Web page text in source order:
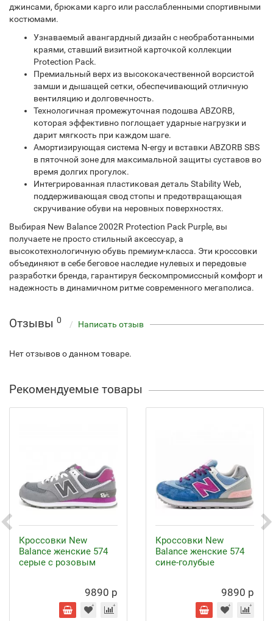
джинсами, брюками карго или расслабленными спортивными
костюмами.
Узнаваемый авангардный дизайн с необработанными
краями, ставший визитной карточкой коллекции
Protection Pack.
Премиальный верх из высококачественной ворсистой
замши и дышащей сетки, обеспечивающий отличную
вентиляцию и долговечность.
Технологичная промежуточная подошва ABZORB,
которая эффективно поглощает ударные нагрузки и
дарит мягкость при каждом шаге.
Амортизирующая система N-ergy и вставки ABZORB SBS
в пяточной зоне для максимальной защиты суставов во
время долгих прогулок.
Интегрированная пластиковая деталь Stability Web,
поддерживающая свод стопы и предотвращающая
скручивание обуви на неровных поверхностях.
Выбирая New Balance 2002R Protection Pack Purple, вы
получаете не просто стильный аксессуар, а
высокотехнологичную обувь премиум-класса. Эти кроссовки
объединяют в себе беговое наследие нулевых и передовые
разработки бренда, гарантируя бескомпромиссный комфорт и
надежность в динамичном ритме современного мегаполиса.
Отзывы 0 Написать отзыв
Нет отзывов о данном товаре.
Рекомендуемые товары
Кроссовки New
Balance женские 574
серые с розовым
9890 р
Кроссовки New
Balance женские 574
сине-голубые
9890 р